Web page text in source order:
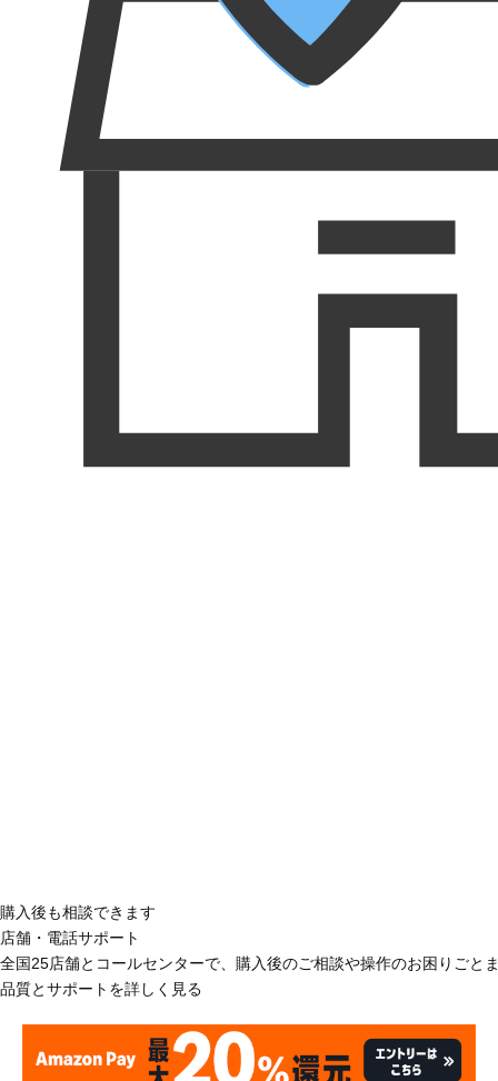
購入後も相談できます
店舗・電話サポート
全国25店舗とコールセンターで、購入後のご相談や操作のお困りごと
品質とサポートを詳しく見る